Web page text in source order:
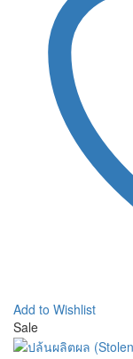
Add to Wishlist
Sale